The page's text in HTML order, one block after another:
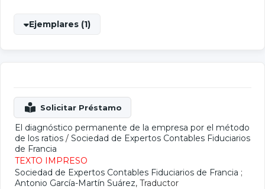
Ejemplares (1)
El diagnóstico permanente de la empresa por el método
de los ratios / Sociedad de Expertos Contables Fiduciarios
de Francia
TEXTO IMPRESO
Sociedad de Expertos Contables Fiduciarios de Francia ;
Antonio García-Martín Suárez, Traductor